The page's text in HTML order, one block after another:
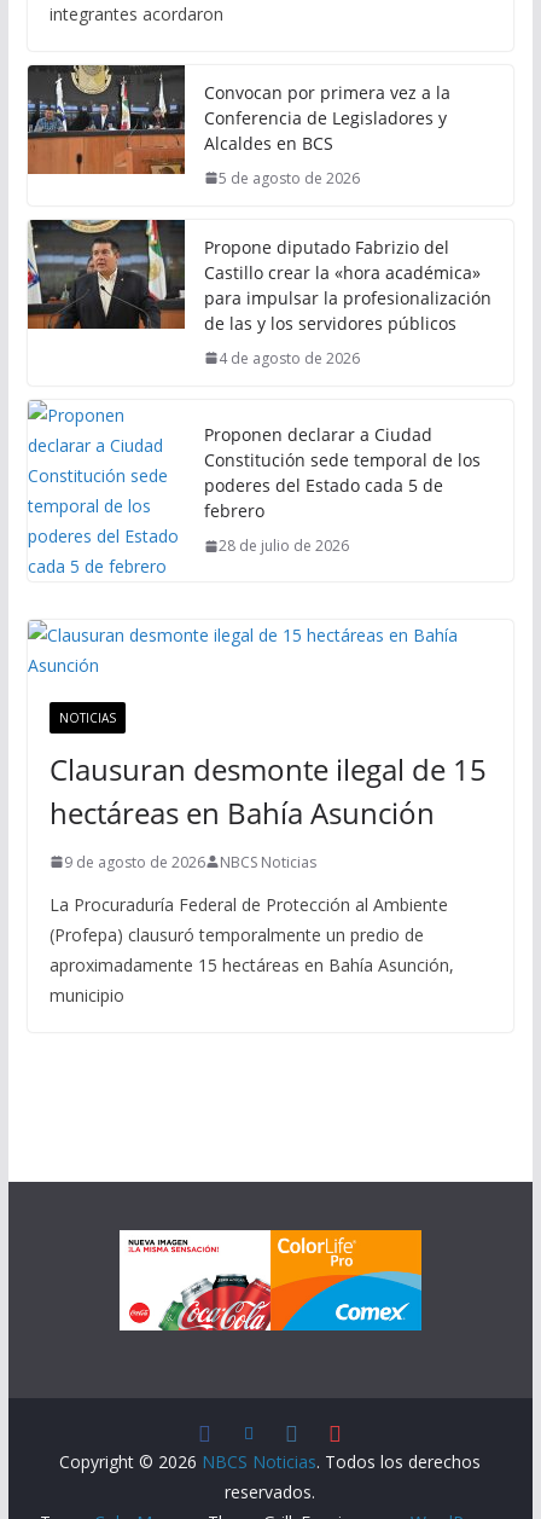
integrantes acordaron
Convocan por primera vez a la
Conferencia de Legisladores y
Alcaldes en BCS
5 de agosto de 2026
Propone diputado Fabrizio del
Castillo crear la «hora académica»
para impulsar la profesionalización
de las y los servidores públicos
4 de agosto de 2026
Proponen declarar a Ciudad
Constitución sede temporal de los
poderes del Estado cada 5 de
febrero
28 de julio de 2026
NOTICIAS
Clausuran desmonte ilegal de 15
hectáreas en Bahía Asunción
9 de agosto de 2026 NBCS Noticias
La Procuraduría Federal de Protección al Ambiente
(Profepa) clausuró temporalmente un predio de
aproximadamente 15 hectáreas en Bahía Asunción,
municipio
Copyright © 2026 NBCS Noticias. Todos los derechos
reservados.